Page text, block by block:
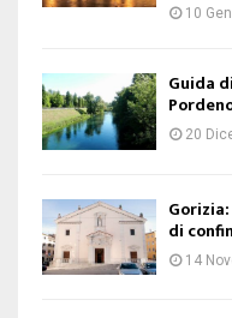
10
Guida
20
di
14